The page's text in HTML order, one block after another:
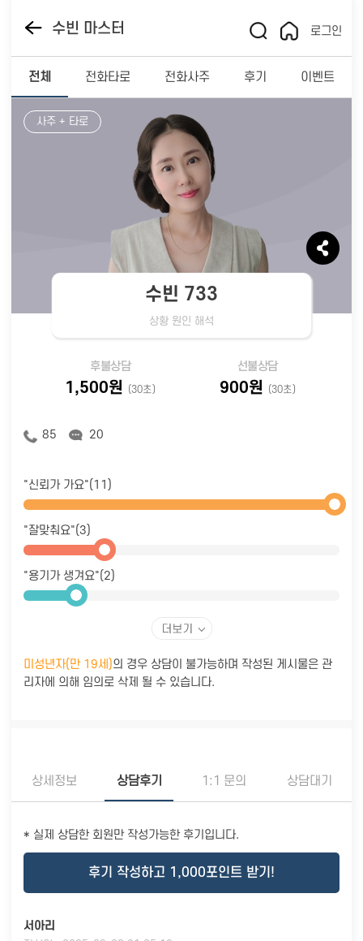
수빈 마스터 로그인
전체 전화타로 전화사주 후기 이벤트
사주 + 타로
수빈 733
상황 원인 해석
후불상담
1,500원 (30초)
선불상담
900원 (30초)
85 20
"신뢰가 가요"(11)
"잘맞춰요"(3)
"용기가 생겨요"(2)
미성년자(만 19세)의 경우 상담이 불가능하며 작성된 게시물은 관
리자에 의해 임의로 삭제 될 수 있습니다.
상세정보 상담후기 1:1 문의 상담대기
* 실제 상담한 회원만 작성가능한 후기입니다.
후기 작성하고 1,000포인트 받기!
서아리